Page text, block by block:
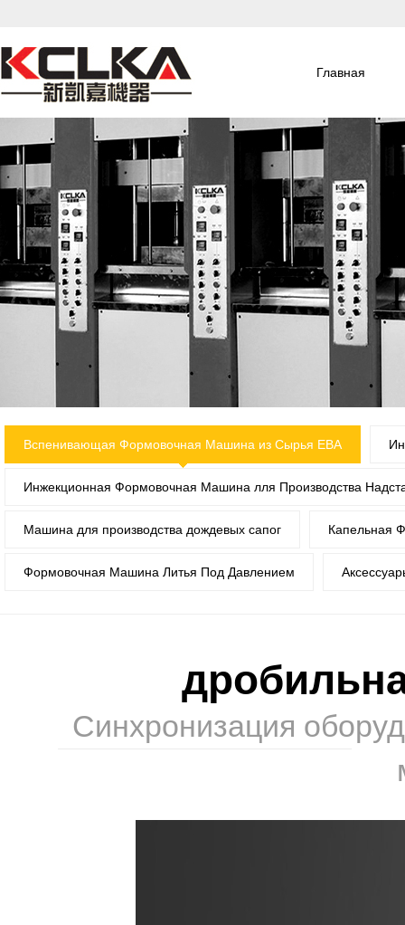
Главная
Вспенивающая Формовочная Машина из Сырья ЕВА
Инжекционная Формовочная Машина лля Производства
Машина для производства дождевых сапог Капельная
Формовочная Машина Литья Под Давлением
Синхронизация